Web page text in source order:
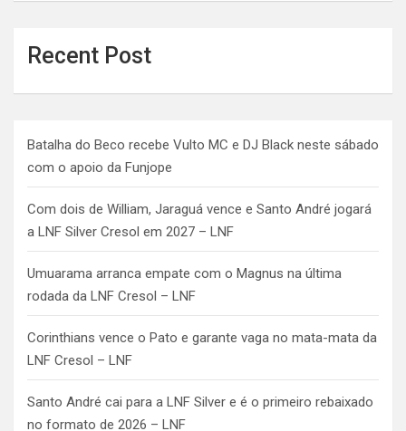
Recent Post
Batalha do Beco recebe Vulto MC e DJ Black neste sábado
com o apoio da Funjope
Com dois de William, Jaraguá vence e Santo André jogará
a LNF Silver Cresol em 2027 – LNF
Umuarama arranca empate com o Magnus na última
rodada da LNF Cresol – LNF
Corinthians vence o Pato e garante vaga no mata-mata da
LNF Cresol – LNF
Santo André cai para a LNF Silver e é o primeiro rebaixado
no formato de 2026 – LNF